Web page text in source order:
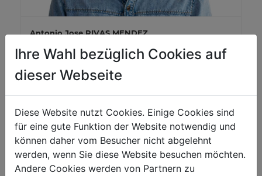
Antonio Jose RIVAS MENDEZ
+43 7289 71562-526
se05@holzmann-maschinen.at
Ihre Wahl bezüglich Cookies auf
dieser Webseite
Diese Website nutzt Cookies. Einige Cookies sind
für eine gute Funktion der Website notwendig und
können daher vom Besucher nicht abgelehnt
werden, wenn Sie diese Website besuchen möchten.
Andere Cookies werden von Partnern zu